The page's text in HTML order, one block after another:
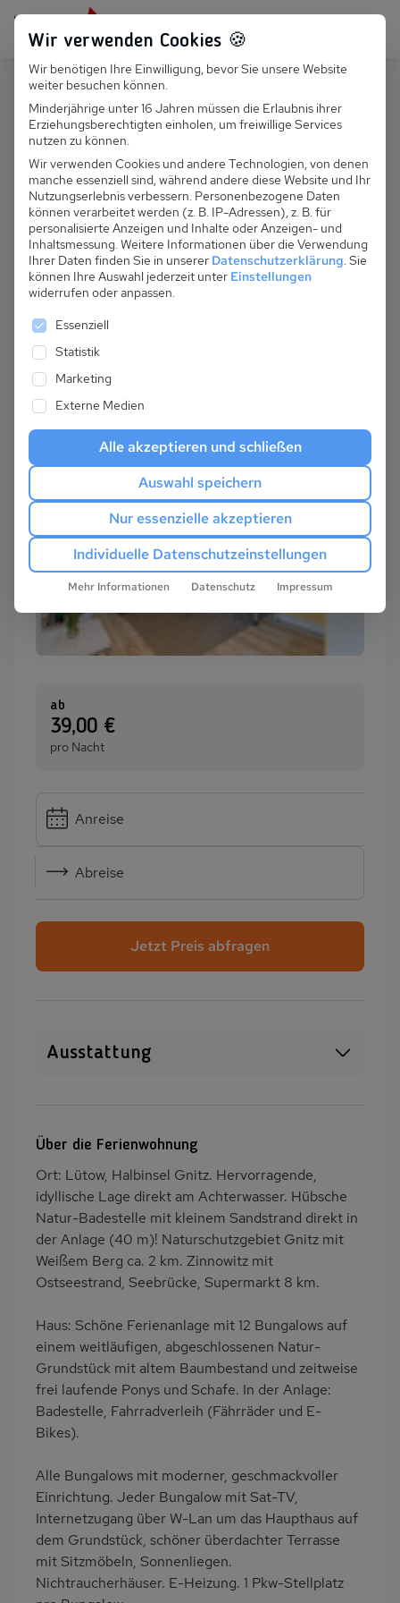
Persönlich für dich da: +49 251 899 050
Suchfeld
Suchen
D 026.010D - Bungalow Nr. 5
ab
:39,00 €
pro Nacht
Anreise
Abreise
Jetzt Preis abfragen
Ausstattung
Grundstück
Dusche/WC
Küche
Herd (2 Platten)
Kühlschrank
Gefrierschrank
Meerblick/Seeblick
Ruhige Lage
Babybett
Kinderhochstuhl
Fahrradverleih
Nichtraucher
freistehend
Terrassenmöbel
Feuerstelle im Freien
Kaffeemaschine
Nah an See
Bettwäsche mietbar
Über die Ferienwohnung
Ort: Lütow, Halbinsel Gnitz. Hervorragende,
idyllische Lage direkt am Achterwasser. Hübsche
Natur-Badestelle mit kleinem Sandstrand direkt in
der Anlage (40 m)! Naturschutzgebiet Gnitz mit
Weißem Berg ca. 2 km. Zinnowitz mit
Ostseestrand, Seebrücke, Supermarkt 8 km.
Haus: Schöne Ferienanlage mit 12 Bungalows auf
einem weitläufigen, abgeschlossenen Natur-
Grundstück mit altem Baumbestand und zeitweise
frei laufende Ponys und Schafe. In der Anlage:
Badestelle, Fahrradverleih (Fährräder und E-
Bikes).
Alle Bungalows mit moderner, geschmackvoller
Einrichtung. Jeder Bungalow mit Sat-TV,
Internetzugang über W-Lan um das Haupthaus auf
dem Grundstück, schöner überdachter Terrasse
mit Sitzmöbeln, Sonnenliegen.
Nichtraucherhäuser. E-Heizung. 1 Pkw-Stellplatz
Wir verwenden Cookies 🍪
Wir benötigen Ihre Einwilligung, bevor Sie unsere Website
weiter besuchen können.
Minderjährige unter 16 Jahren müssen die Erlaubnis ihrer
Erziehungsberechtigten einholen, um freiwillige Services
nutzen zu können.
Wir verwenden Cookies und andere Technologien, von denen
manche essenziell sind, während andere diese Website und Ihr
Nutzungserlebnis verbessern. Personenbezogene Daten
können verarbeitet werden (z. B. IP-Adressen), z. B. für
personalisierte Anzeigen und Inhalte oder Anzeigen- und
Inhaltsmessung. Weitere Informationen über die Verwendung
Ihrer Daten finden Sie in unserer Datenschutzerklärung. Sie
können Ihre Auswahl jederzeit unter Einstellungen
widerrufen oder anpassen.
Es folgt eine Liste der Service-Gruppen, für die
Essenziell
Statistik
Marketing
Externe Medien
Alle akzeptieren und schließen
Auswahl speichern
Nur essenzielle akzeptieren
Individuelle Datenschutzeinstellungen
Mehr Informationen Datenschutz Impressum